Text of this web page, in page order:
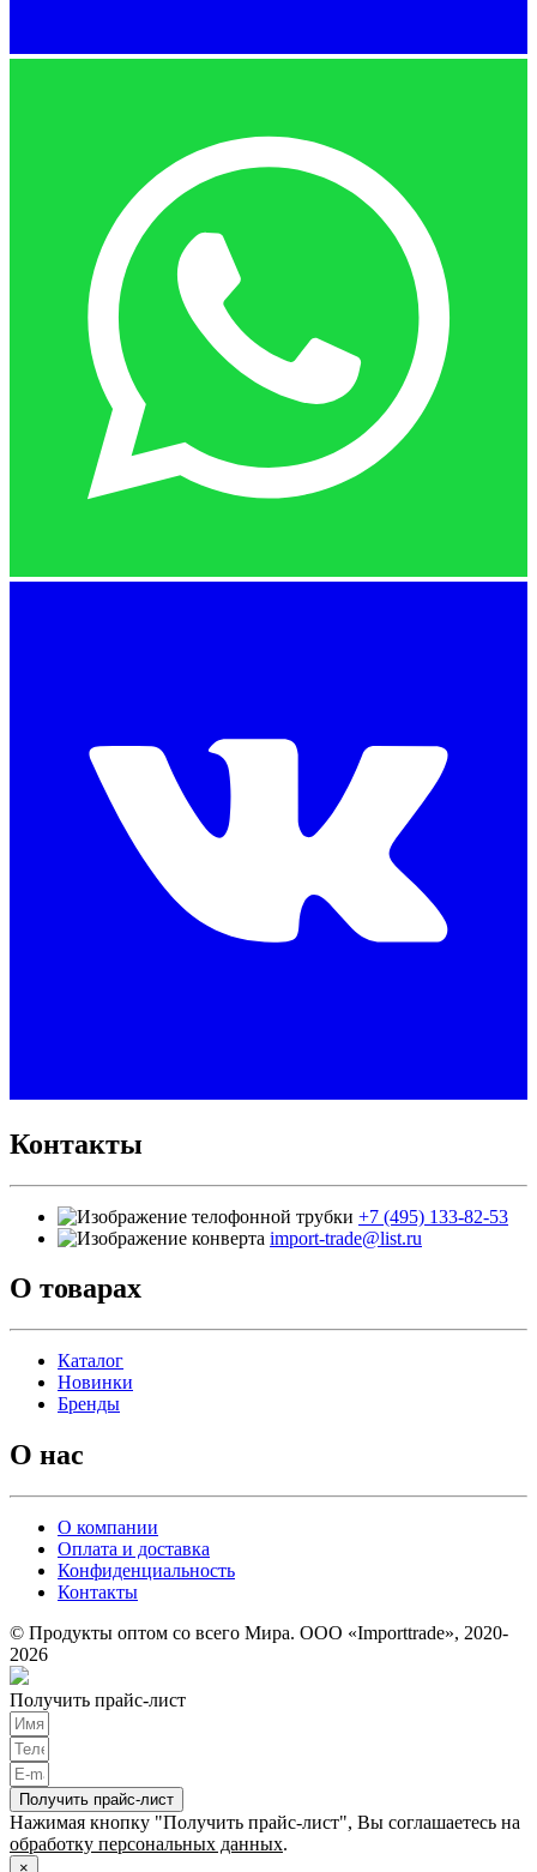
Контакты
+7 (495) 133-82-53
import-trade@list.ru
О товарах
Каталог
Новинки
Бренды
О нас
О компании
Оплата и доставка
Конфиденциальность
Контакты
© Продукты оптом со всего Мира. ООО «Importtrade», 2020-
2026
Получить прайс-лист
Получить прайс-лист
Нажимая кнопку "Получить прайс-лист", Вы соглашаетесь на
обработку персональных данных.
×